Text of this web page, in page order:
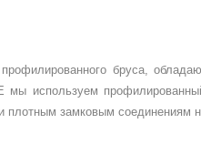
бруса,
мы используем
плотным замковым соединениям